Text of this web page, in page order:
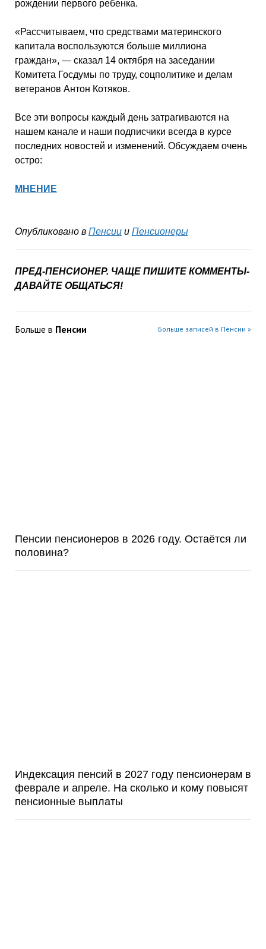
рождении первого ребенка.
«Рассчитываем, что средствами материнского
капитала воспользуются больше миллиона
граждан», — сказал 14 октября на заседании
Комитета Госдумы по труду, соцполитике и делам
ветеранов Антон Котяков.
Все эти вопросы каждый день затрагиваются на
нашем канале и наши подписчики всегда в курсе
последних новостей и изменений. Обсуждаем очень
остро:
МНЕНИЕ
Опубликовано в Пенсиии Пенсионеры
ПРЕД-ПЕНСИОНЕР. ЧАЩЕ ПИШИТЕ КОММЕНТЫ-
ДАВАЙТЕ ОБЩАТЬСЯ!
Больше в Пенсии Больше записей в Пенсии »
Пенсии пенсионеров в 2026 году. Остаётся ли
половина?
Индексация пенсий в 2027 году пенсионерам в
феврале и апреле. На сколько и кому повысят
пенсионные выплаты